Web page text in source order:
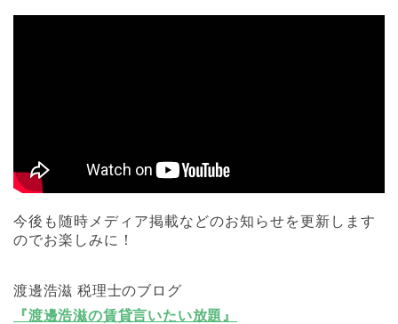
今後も随時メディア掲載などのお知らせを更新します
のでお楽しみに！
渡邊浩滋 税理士のブログ
『渡邊浩滋の賃貸言いたい放題』